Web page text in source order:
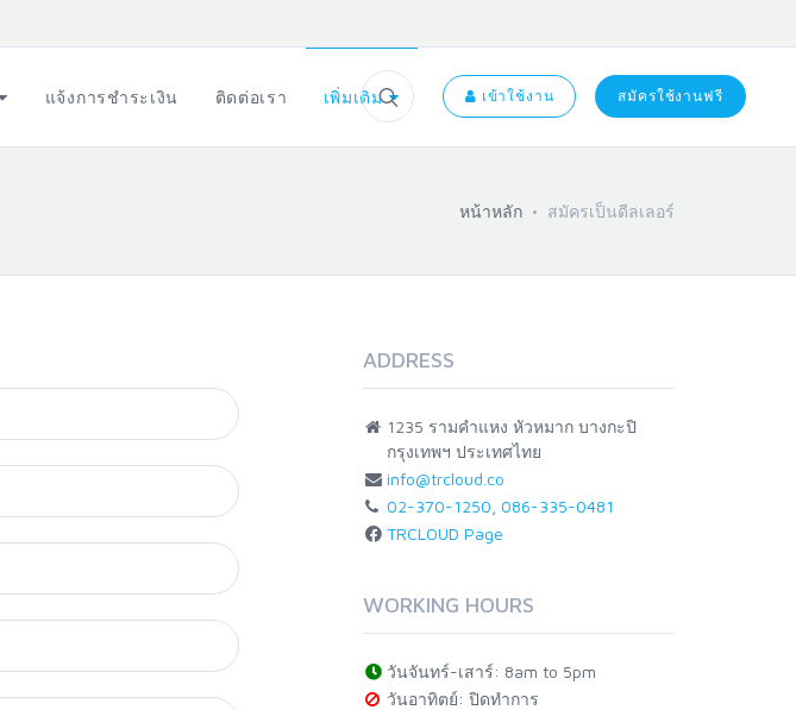
แจ้งการชำระเงิน ติดต่อเรา เพิ่มเติม เข้าใช้งาน สมัครใช้งานฟรี
หน้าหลัก สมัครเป็นดีลเลอร์
ADDRESS
1235 รามคำแหง หัวหมาก บางกะปิ
กรุงเทพฯ ประเทศไทย
info@trcloud.co
02-370-1250 086-335-0481
TRCLOUD Page
WORKING HOURS
วันจันทร์-เสาร์: 8am to 5pm
วันอาทิตย์: ปิดทำการ